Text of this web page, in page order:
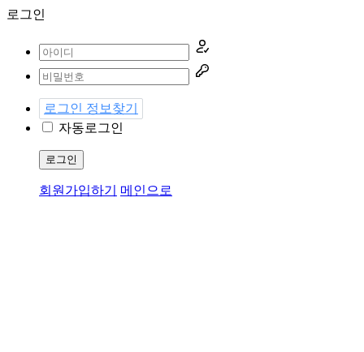
로그인
로그인 정보찾기
자동로그인
로그인
회원가입하기 메인으로